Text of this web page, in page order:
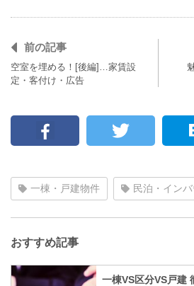
前の記事
空室を埋める！[後編]…家賃設
定・客付け・広告
一棟・戸建物件 民泊・イン
おすすめ記事
一棟VS区分VS戸建